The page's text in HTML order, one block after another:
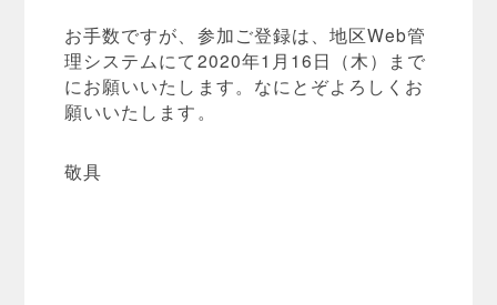
お手数ですが、参加ご登録は、地区Web管
理システムにて2020年1月16日（木）まで
にお願いいたします。なにとぞよろしくお
願いいたします。
敬具